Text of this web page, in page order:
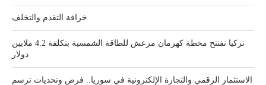
خرافة التقدم والتخلف
تركيا تفتتح محطة كهرمان مرعش للطاقة الشمسية بتكلفة 4.2 ملايين
دولار
الاستثمار الرقمي والتجارة الإلكترونية في سوريا.. فرص وتحديات ترسم